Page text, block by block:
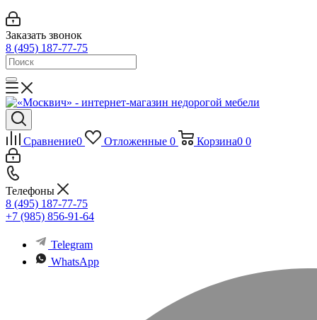
Заказать звонок
8 (495) 187-77-75
Сравнение0 Отложенные 0 Корзина0 0
Телефоны
8 (495) 187-77-75
+7 (985) 856-91-64
Telegram
WhatsApp